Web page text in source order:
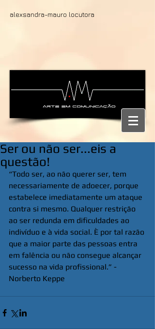
alexsandra-mauro locutora
Ser ou não ser...eis a
questão!
“Todo ser, ao não querer ser, tem
necessariamente de adoecer, porque
estabelece imediatamente um ataque
contra si mesmo. Qualquer restrição
ao ser redunda em dificuldades ao
indivíduo e à vida social. È por tal razão
que a maior parte das pessoas entra
em falência ou não consegue alcançar
sucesso na vida profissional.” -
Norberto Keppe